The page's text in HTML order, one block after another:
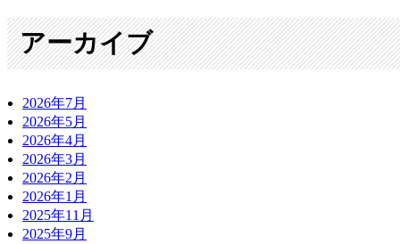
アーカイブ
2026年7月
2026年5月
2026年4月
2026年3月
2026年2月
2026年1月
2025年11月
2025年9月